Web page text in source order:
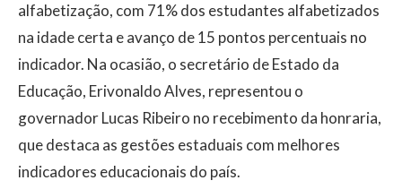
alfabetização, com 71% dos estudantes alfabetizados
na idade certa e avanço de 15 pontos percentuais no
indicador. Na ocasião, o secretário de Estado da
Educação, Erivonaldo Alves, representou o
governador Lucas Ribeiro no recebimento da honraria,
que destaca as gestões estaduais com melhores
indicadores educacionais do país.